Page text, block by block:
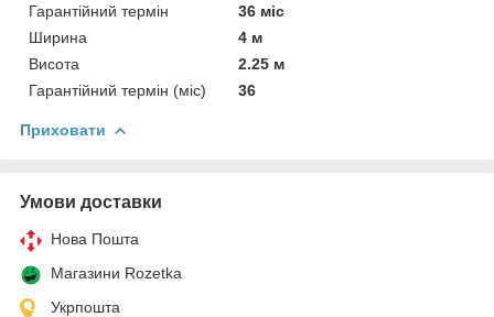
Гарантійний термін
36 міс
Ширина
4 м
Висота
2.25 м
Гарантійний термін (міс)
36
Приховати
Умови доставки
Нова Пошта
Магазини Rozetka
Укрпошта